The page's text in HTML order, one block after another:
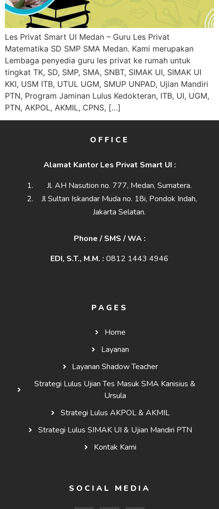
Les Privat Smart UI Medan – Guru Les Privat
Matematika SD SMP SMA Medan. Kami merupakan
Lembaga penyedia guru les privat ke rumah untuk
tingkat TK, SD, SMP, SMA, SNBT, SIMAK UI, SIMAK UI
KKI, USM ITB, UTUL UGM, SMUP UNPAD, Ujian Mandiri
PTN, Program Jaminan Lulus Kedokteran, ITB, UI, UGM,
PTN, AKPOL, AKMIL, CPNS, […]
OFFICE
Alamat Kantor Les Privat Smart UI :
Jl. AH Nasution no. 777, Medan, Sumatera.
Jl Sultan Iskandar Muda no. 18i, Pondok Indah,
Jakarta Selatan.
Phone / SMS / WA :
EDI, S.T., M.M. : 0812 1443 4946
PAGES
Home
Layanan
Layanan Shadow Teacher
Strategi Lulus Ujian Tes Masuk SMA Kanisius &
Ursula
Strategi Lulus AKPOL & AKMIL
Strategi Lulus SIMAK UI & Ujian Mandiri PTN
Kontak Kami
SOCIAL MEDIA